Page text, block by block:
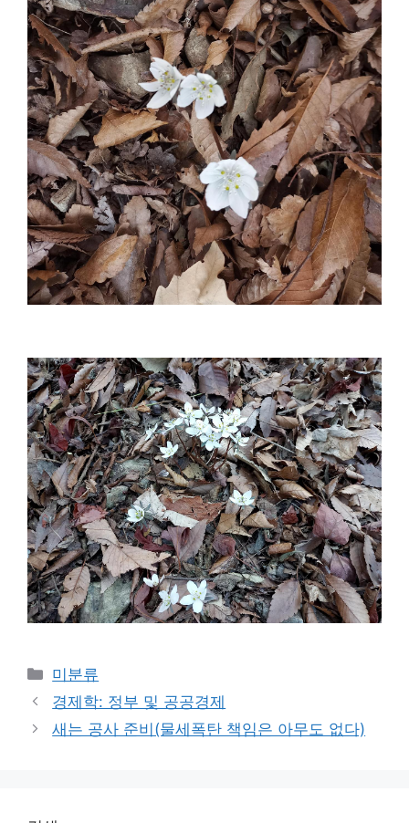
Categories
미분류
경제학: 정부 및 공공경제
새는 공사 준비(물세폭탄 책임은 아무도 없다)